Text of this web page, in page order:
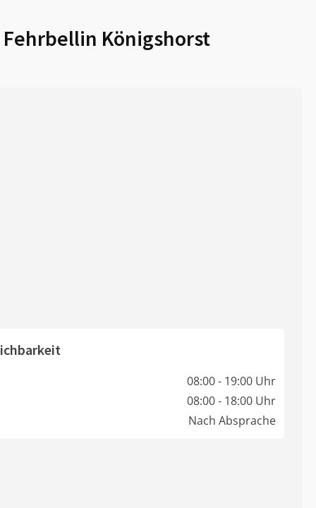
Fehrbellin Königshorst
08:00 - 19:00 Uhr
08:00 - 18:00 Uhr
Nach Absprache